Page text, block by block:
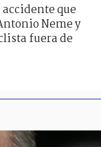
accidente que
Neme y
fuera de